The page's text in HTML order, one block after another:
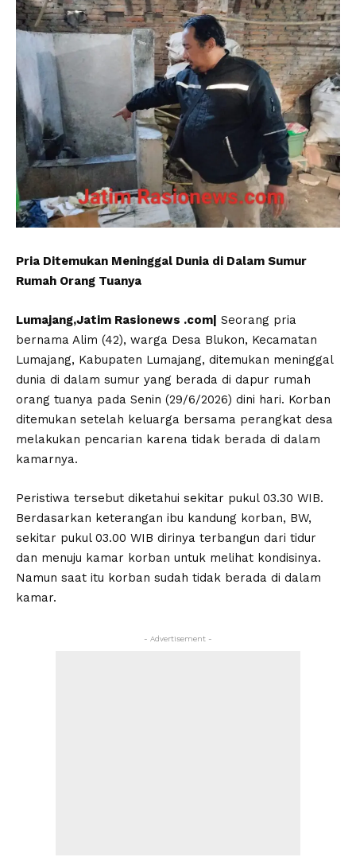
Pria Ditemukan Meninggal Dunia di Dalam Sumur
Rumah Orang Tuanya
Lumajang,Jatim Rasionews .com| Seorang pria
bernama Alim (42), warga Desa Blukon, Kecamatan
Lumajang, Kabupaten Lumajang, ditemukan meninggal
dunia di dalam sumur yang berada di dapur rumah
orang tuanya pada Senin (29/6/2026) dini hari. Korban
ditemukan setelah keluarga bersama perangkat desa
melakukan pencarian karena tidak berada di dalam
kamarnya.
Peristiwa tersebut diketahui sekitar pukul 03.30 WIB.
Berdasarkan keterangan ibu kandung korban, BW,
sekitar pukul 03.00 WIB dirinya terbangun dari tidur
dan menuju kamar korban untuk melihat kondisinya.
Namun saat itu korban sudah tidak berada di dalam
kamar.
- Advertisement -